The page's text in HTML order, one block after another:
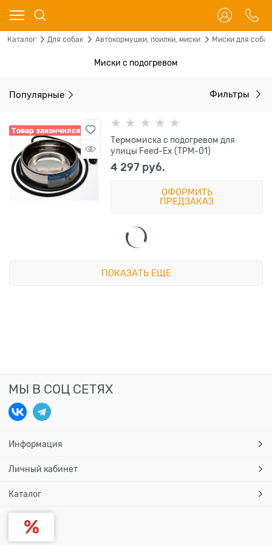
Каталог Для собак Автокормушки, поилки, миски Миски для собак
Миски с подогревом
Популярные Фильтры
Товар закончился
Термомиска с подогревом для
улицы Feed-Ex (TРМ-01)
4 297 руб.
ОФОРМИТЬ
ПРЕДЗАКАЗ
ПОКАЗАТЬ ЕЩЕ
МЫ В СОЦ СЕТЯХ
Информация
Личный кабинет
Каталог